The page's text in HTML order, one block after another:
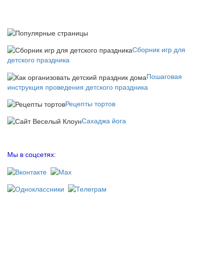
Сборник игр для
детского праздника
Пошаговая
инструкция проведения детского праздника
Рецепты тортов
Сахаджа йога
Мы в соцсетях: